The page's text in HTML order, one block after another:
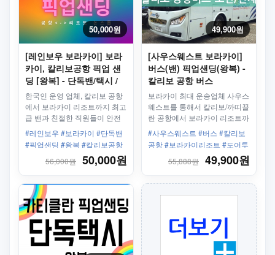
50,000원
[레인보우 보라카이] 보라
카이, 칼리보공항 픽업 샌
딩 [왕복] - 단독밴/택시 /
프라이빗 서비스
한국인 운영 업체, 칼리보 공항
에서 보라카이 리조트까지 최고
급 밴과 친절한 직원들이 안전
하고 편안하게 모십니다.
#레인보우 #보라카이 #단독밴
#픽업샌딩 #왕복 #칼리보공항
#보라카이리조트 #한인업체 #
최고의서비스
56,000원 50,000원
49,900원
[사우스웨스트 보라카이]
버스(밴) 픽업샌딩(왕복) -
칼리보 공항 버스
보라카이 최대 운송업체 사우스
웨스트를 통해서 칼리보/까띠끌
란 공항에서 보라카이 리조트까
지 Door-to-Door 서비스로, 안
전하고 편안하게 모십니다.
#사우스웨스트 #버스 #칼리보
공항 #보라카이리조트 #도어투
도어 #조인 #에어컨밴 #전용보
트 #보라카이 최대 운송업체
55,888원 49,900원